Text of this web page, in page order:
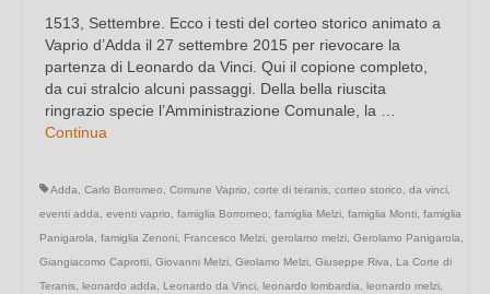
1513, Settembre. Ecco i testi del corteo storico animato a
Vaprio d’Adda il 27 settembre 2015 per rievocare la
partenza di Leonardo da Vinci. Qui il copione completo,
da cui stralcio alcuni passaggi. Della bella riuscita
ringrazio specie l’Amministrazione Comunale, la …
Continua
Adda Carlo Borromeo Comune Vaprio corte di teranis corteo storico da vinci
eventi adda
eventi vaprio famiglia Borromeo famiglia Melzi famiglia Monti famiglia
Panigarola
famiglia Zenoni Francesco Melzi gerolamo melzi Gerolamo Panigarola
Giangiacomo Caprotti Giovanni Melzi Girolamo Melzi Giuseppe Riva
La Corte di
Teranis leonardo adda Leonardo da Vinci leonardo lombardia leonardo melzi